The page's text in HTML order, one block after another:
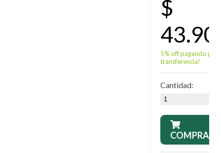
$
5% off pagando por
transferencia!
Cantidad:
COMPRAR